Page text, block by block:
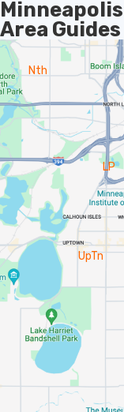
Minneapolis
Area Guides
UpTn
LP
Nth